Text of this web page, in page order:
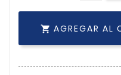
 AGREGAR AL